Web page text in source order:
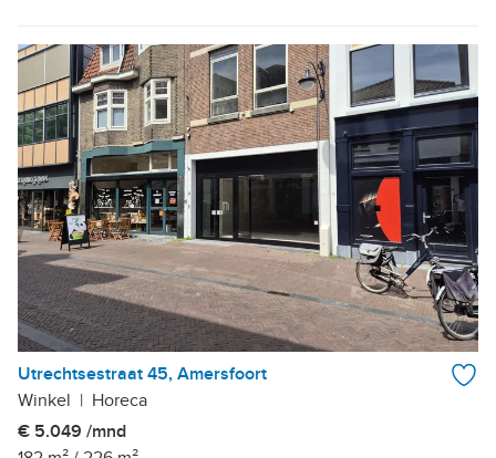
Utrechtsestraat 45, Amersfoort
Winkel | Horeca
€ 5.049 /mnd